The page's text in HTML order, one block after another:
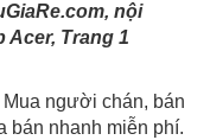
nội
Acer, Trang 1
người chán, bán
bán nhanh miễn phí.